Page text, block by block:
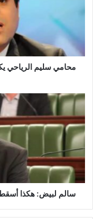
م
ي
ا
ح
ي
ي
ك
ش
ف
ع
س
محامي سليم الرياحي
س
ا
ل
م
ل
ب
ي
ض
:
سالم لبيض: هكذا أسقط